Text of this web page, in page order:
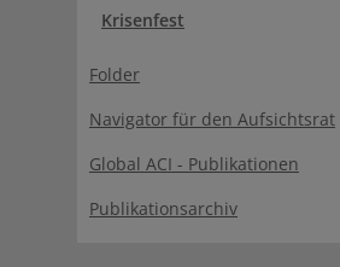
Krisenfest
Folder
Navigator für den Aufsichtsrat
Global ACI - Publikationen
Publikationsarchiv